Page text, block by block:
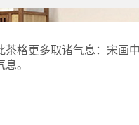
格更多取诸气息：宋画
。